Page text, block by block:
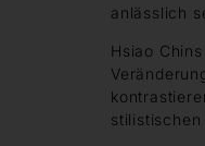
anlässlich
Hsiao